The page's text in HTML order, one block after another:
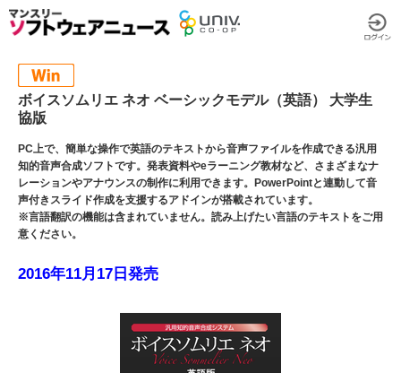
ボイスソムリエ ネオ ベーシックモデル（英語） 大学生
協版
PC上で、簡単な操作で英語のテキストから音声ファイルを作成できる汎用
知的音声合成ソフトです。発表資料やeラーニング教材など、さまざまなナ
レーションやアナウンスの制作に利用できます。PowerPointと連動して音
声付きスライド作成を支援するアドインが搭載されています。
※言語翻訳の機能は含まれていません。読み上げたい言語のテキストをご用
意ください。
2016年11月17日発売